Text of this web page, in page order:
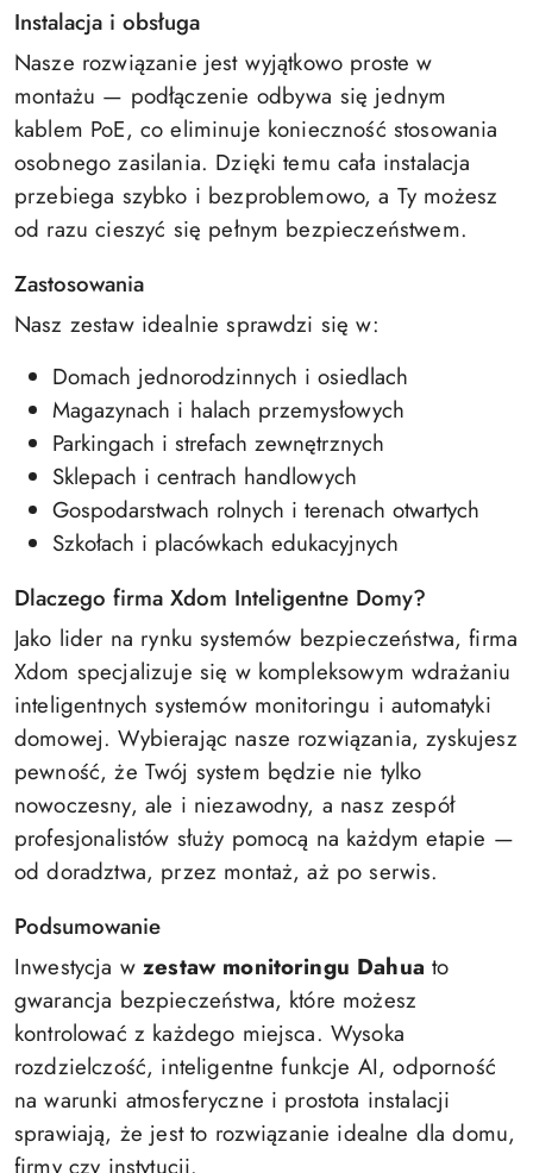
Instalacja i obsługa
Nasze rozwiązanie jest wyjątkowo proste w
montażu — podłączenie odbywa się jednym
kablem PoE, co eliminuje konieczność stosowania
osobnego zasilania. Dzięki temu cała instalacja
przebiega szybko i bezproblemowo, a Ty możesz
od razu cieszyć się pełnym bezpieczeństwem.
Zastosowania
Nasz zestaw idealnie sprawdzi się w:
Domach jednorodzinnych i osiedlach
Magazynach i halach przemysłowych
Parkingach i strefach zewnętrznych
Sklepach i centrach handlowych
Gospodarstwach rolnych i terenach otwartych
Szkołach i placówkach edukacyjnych
Dlaczego firma Xdom Inteligentne Domy?
Jako lider na rynku systemów bezpieczeństwa, firma
Xdom specjalizuje się w kompleksowym wdrażaniu
inteligentnych systemów monitoringu i automatyki
domowej. Wybierając nasze rozwiązania, zyskujesz
pewność, że Twój system będzie nie tylko
nowoczesny, ale i niezawodny, a nasz zespół
profesjonalistów służy pomocą na każdym etapie —
od doradztwa, przez montaż, aż po serwis.
Podsumowanie
Inwestycja wzestaw monitoringu Dahua to
gwarancja bezpieczeństwa, które możesz
kontrolować z każdego miejsca. Wysoka
rozdzielczość, inteligentne funkcje AI, odporność
na warunki atmosferyczne i prostota instalacji
sprawiają, że jest to rozwiązanie idealne dla domu,
firmy czy instytucji.